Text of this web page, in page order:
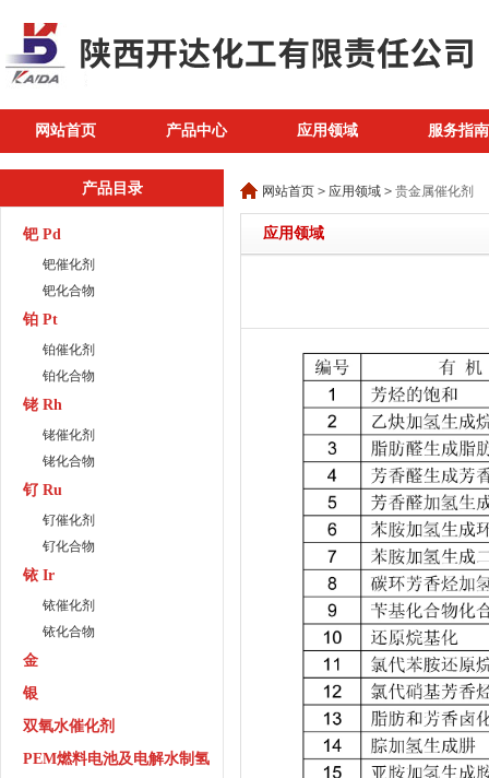
网站首页 产品中心 应用领域 服务指南
网站首页 > 应用领域 > 贵金属催化剂
应用领域
产品目录
钯 Pd
钯催化剂
钯化合物
铂 Pt
铂催化剂
铂化合物
铑 Rh
铑催化剂
铑化合物
钌 Ru
钌催化剂
钌化合物
铱 Ir
铱催化剂
铱化合物
金
银
双氧水催化剂
PEM燃料电池及电解水制氢